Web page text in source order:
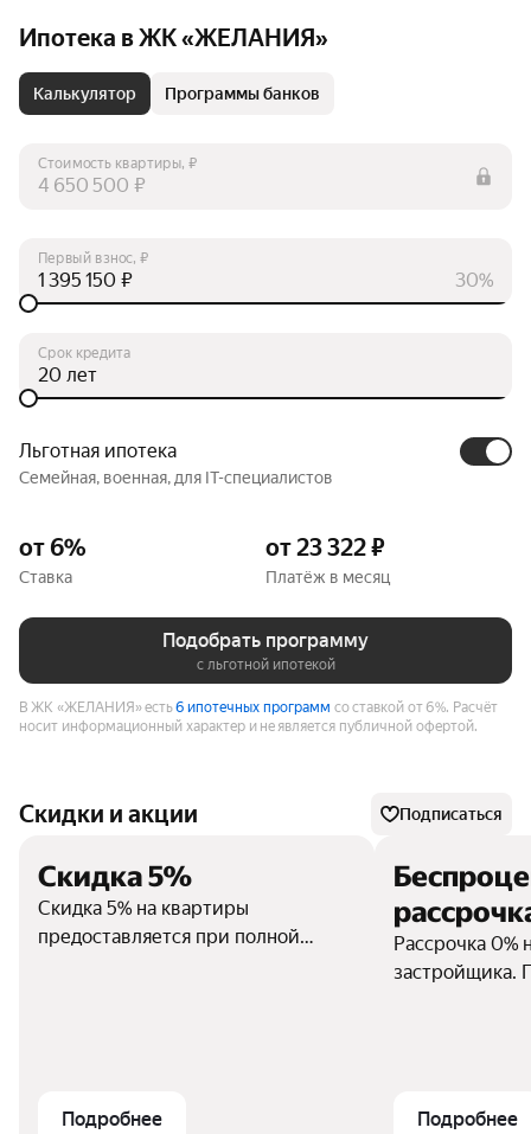
Ипотека в ЖК «ЖЕЛАНИЯ»
Калькулятор Программы банков
Стоимость квартиры, ₽
₽
Первый взнос, ₽
30%
₽
Срок кредита
лет
Льготная ипотека
Семейная, военная, для IT-специалистов
от 6%
Ставка
от 23 322 ₽
Платёж в месяц
Подобрать программу
с льготной ипотекой
В ЖК «ЖЕЛАНИЯ» есть6 ипотечных программ со ставкой от 6%. Расчёт
носит информационный характер и не является публичной офертой.
Скидки и акции Подписаться
Скидка 5%
Скидка 5% на квартиры
предоставляется при полной
Подробнее
Рассрочка 0%
застройщика.
Подробнее